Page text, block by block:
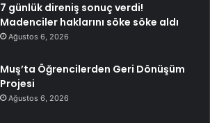
7 günlük direniş sonuç verdi!
Madenciler haklarını söke söke aldı
Ağustos 6, 2026
Muş’ta Öğrencilerden Geri Dönüşüm
Projesi
Ağustos 6, 2026